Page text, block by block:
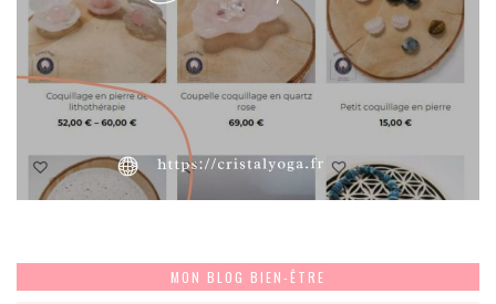
MON BLOG BIEN-ÊTRE